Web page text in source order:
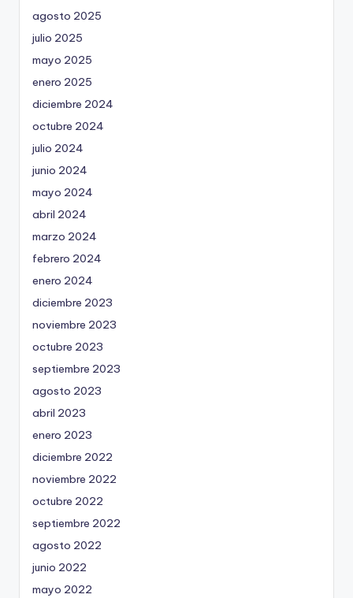
agosto 2025
julio 2025
mayo 2025
enero 2025
diciembre 2024
octubre 2024
julio 2024
junio 2024
mayo 2024
abril 2024
marzo 2024
febrero 2024
enero 2024
diciembre 2023
noviembre 2023
octubre 2023
septiembre 2023
agosto 2023
abril 2023
enero 2023
diciembre 2022
noviembre 2022
octubre 2022
septiembre 2022
agosto 2022
junio 2022
mayo 2022